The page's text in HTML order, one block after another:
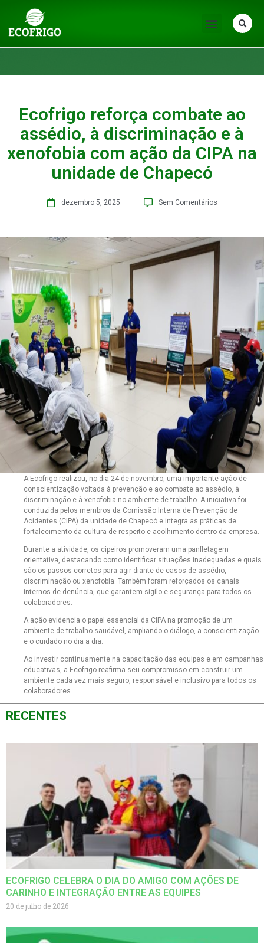
Ecofrigo reforça combate ao
assédio, à discriminação e à
xenofobia com ação da CIPA na
unidade de Chapecó
dezembro 5, 2025 Sem Comentários
A Ecofrigo realizou, no dia 24 de novembro, uma importante ação de
conscientização voltada à prevenção e ao combate ao assédio, à
discriminação e à xenofobia no ambiente de trabalho. A iniciativa foi
conduzida pelos membros da Comissão Interna de Prevenção de
Acidentes (CIPA) da unidade de Chapecó e integra as práticas de
fortalecimento da cultura de respeito e acolhimento dentro da empresa.
Durante a atividade, os cipeiros promoveram uma panfletagem
orientativa, destacando como identificar situações inadequadas e quais
são os passos corretos para agir diante de casos de assédio,
discriminação ou xenofobia. Também foram reforçados os canais
internos de denúncia, que garantem sigilo e segurança para todos os
colaboradores.
A ação evidencia o papel essencial da CIPA na promoção de um
ambiente de trabalho saudável, ampliando o diálogo, a conscientização
e o cuidado no dia a dia.
Ao investir continuamente na capacitação das equipes e em campanhas
educativas, a Ecofrigo reafirma seu compromisso em construir um
ambiente cada vez mais seguro, responsável e inclusivo para todos os
colaboradores.
RECENTES
ECOFRIGO CELEBRA O DIA DO AMIGO COM AÇÕES DE
CARINHO E INTEGRAÇÃO ENTRE AS EQUIPES
20 de julho de 2026